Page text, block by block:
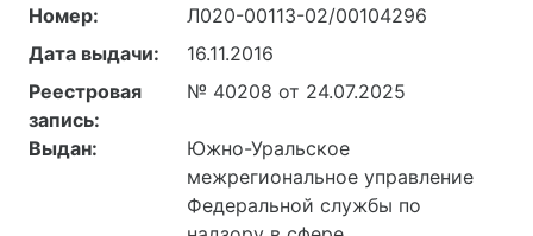
Номер:
Л020-00113-02/00104296
Дата выдачи:
16.11.2016
Реестровая
запись:
№ 40208 от 24.07.2025
Выдан:
Южно-Уральское
межрегиональное управление
Федеральной службы по